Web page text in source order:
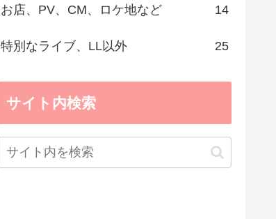
お店、PV、CM、ロケ地など 14
特別なライブ、LL以外 25
サイト内検索